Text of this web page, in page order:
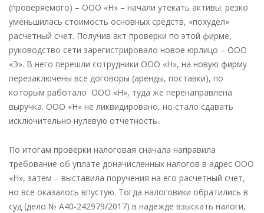
(проверяемого) – ООО «Н» – начали утекать активы: резко
уменьшилась стоимость основных средств, «похудел»
расчетный счет. Получив акт проверки по этой фирме,
руководство сети зарегистрировало новое юрлицо – ООО
«Э». В него перешли сотрудники ООО «Н», на новую фирму
перезаключены все договоры (аренды, поставки), по
которым работало ООО «Н», туда же перенаправлена
выручка. ООО «Н» не ликвидировано, но стало сдавать
исключительно нулевую отчетность.
По итогам проверки налоговая сначала направила
требование об уплате доначисленных налогов в адрес ООО
«Н», затем – выставила поручения на его расчетный счет,
но все оказалось впустую. Тогда налоговики обратились в
суд (дело № А40-242979/2017) в надежде взыскать налоги,